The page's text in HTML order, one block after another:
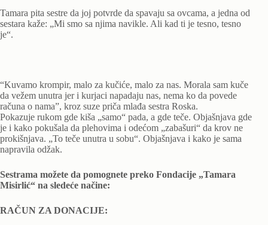
Tamara pita sestre da joj potvrde da spavaju sa ovcama, a jedna od
sestara kaže: „Mi smo sa njima navikle. Ali kad ti je tesno, tesno
je“.
“Kuvamo krompir, malo za kučiće, malo za nas. Morala sam kuče
da vežem unutra jer i kurjaci napadaju nas, nema ko da povede
računa o nama”, kroz suze priča mlađa sestra Roska.
Pokazuje rukom gde kiša „samo“ pada, a gde teče. Objašnjava gde
je i kako pokušala da plehovima i odećom „zabašuri“ da krov ne
prokišnjava. „To teče unutra u sobu“. Objašnjava i kako je sama
napravila odžak.
Sestrama možete da pomognete preko Fondacije „Tamara
Misirlić“ na sledeće načine:
RAČUN ZA DONACIJE: